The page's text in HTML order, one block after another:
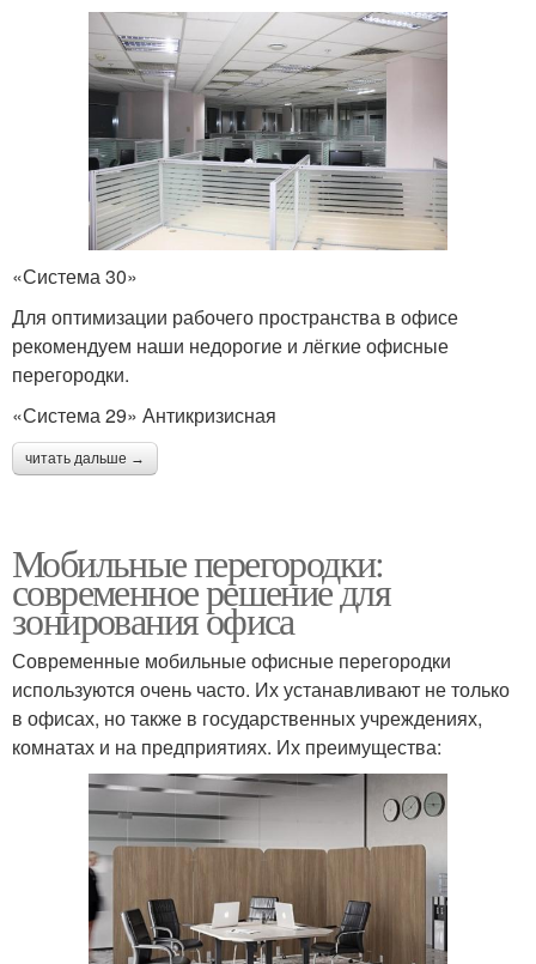
«Система 30»
Для оптимизации рабочего пространства в офисе
рекомендуем наши недорогие и лёгкие офисные
перегородки.
«Система 29» Антикризисная
читать дальше →
Мобильные перегородки:
современное решение для
зонирования офиса
Современные мобильные офисные перегородки
используются очень часто. Их устанавливают не только
в офисах, но также в государственных учреждениях,
комнатах и на предприятиях. Их преимущества: